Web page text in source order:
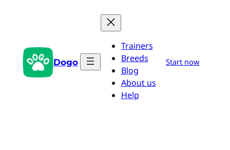
conteúdo Dogo
Trainers
Breeds
Blog
About us
Help
Start now